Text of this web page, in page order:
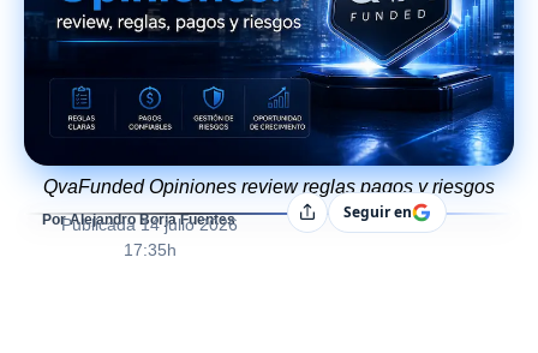
QvaFunded Opiniones review reglas pagos y riesgos
Por Alejandro Borja Fuentes
Publicada 14 julio 2026
17:35h
CompartirSeguir en